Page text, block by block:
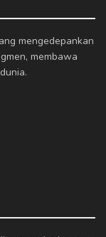
mengedepankan
membawa